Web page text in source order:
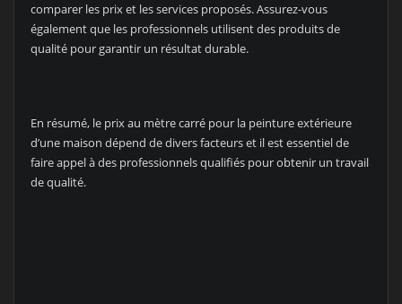
comparer les prix et les services proposés. Assurez-vous
également que les professionnels utilisent des produits de
qualité pour garantir un résultat durable.
En résumé, le prix au mètre carré pour la peinture extérieure
d’une maison dépend de divers facteurs et il est essentiel de
faire appel à des professionnels qualifiés pour obtenir un travail
de qualité.